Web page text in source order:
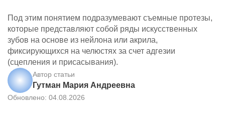
Под этим понятием подразумевают съемные протезы,
которые представляют собой ряды искусственных
зубов на основе из нейлона или акрила,
фиксирующихся на челюстях за счет адгезии
(сцепления и присасывания).
Автор статьи
Гутман Мария Андреевна
Обновлено: 04.08.2026